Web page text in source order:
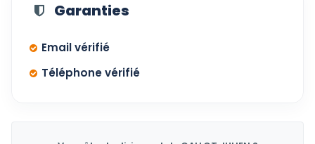
Garanties
Email vérifié
Téléphone vérifié